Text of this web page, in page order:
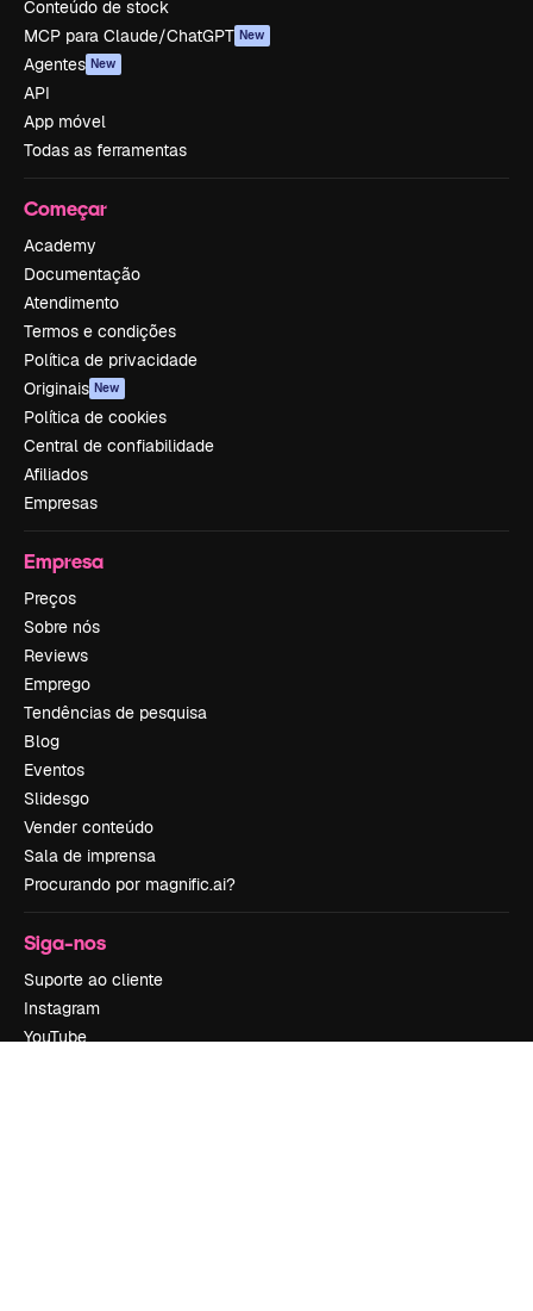
Conteúdo de stock
MCP para Claude/ChatGPT New
Agentes New
API
App móvel
Todas as ferramentas
Começar
Academy
Documentação
Atendimento
Termos e condições
Política de privacidade
Originais New
Política de cookies
Central de confiabilidade
Afiliados
Empresas
Empresa
Preços
Sobre nós
Reviews
Emprego
Tendências de pesquisa
Blog
Eventos
Slidesgo
Vender conteúdo
Sala de imprensa
Procurando por magnific.ai?
Siga-nos
Suporte ao cliente
Instagram
YouTube